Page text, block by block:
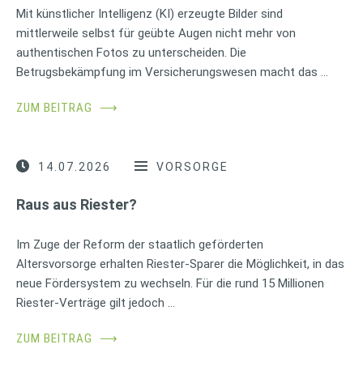
Mit künstlicher Intelligenz (KI) erzeugte Bilder sind
mittlerweile selbst für geübte Augen nicht mehr von
authentischen Fotos zu unterscheiden. Die
Betrugsbekämpfung im Versicherungswesen macht das …
ZUM BEITRAG ⟶
14.07.2026 VORSORGE
Raus aus Riester?
Im Zuge der Reform der staatlich geförderten
Altersvorsorge erhalten Riester-Sparer die Möglichkeit, in das
neue Fördersystem zu wechseln. Für die rund 15 Millionen
Riester-Verträge gilt jedoch …
ZUM BEITRAG ⟶